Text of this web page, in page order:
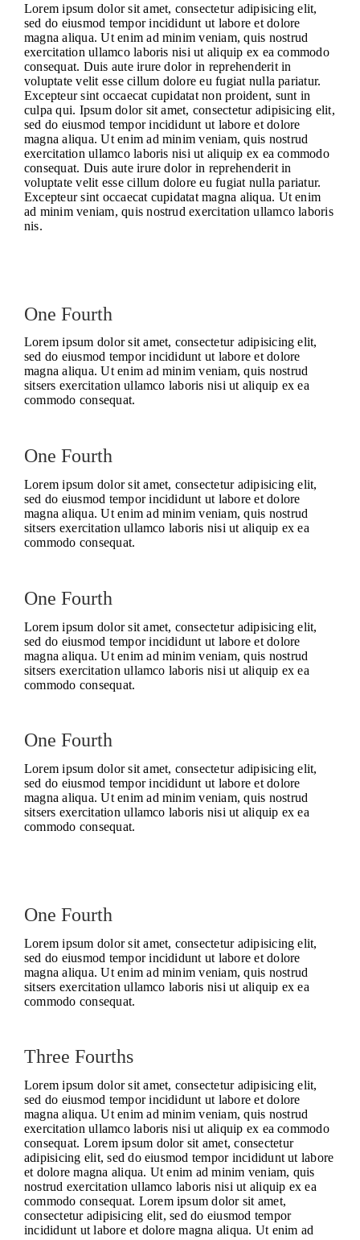
Lorem ipsum dolor sit amet, consectetur adipisicing elit,
sed do eiusmod tempor incididunt ut labore et dolore
magna aliqua. Ut enim ad minim veniam, quis nostrud
exercitation ullamco laboris nisi ut aliquip ex ea commodo
consequat. Duis aute irure dolor in reprehenderit in
voluptate velit esse cillum dolore eu fugiat nulla pariatur.
Excepteur sint occaecat cupidatat non proident, sunt in
culpa qui. Ipsum dolor sit amet, consectetur adipisicing elit,
sed do eiusmod tempor incididunt ut labore et dolore
magna aliqua. Ut enim ad minim veniam, quis nostrud
exercitation ullamco laboris nisi ut aliquip ex ea commodo
consequat. Duis aute irure dolor in reprehenderit in
voluptate velit esse cillum dolore eu fugiat nulla pariatur.
Excepteur sint occaecat cupidatat magna aliqua. Ut enim
ad minim veniam, quis nostrud exercitation ullamco laboris
nis.
One Fourth
Lorem ipsum dolor sit amet, consectetur adipisicing elit,
sed do eiusmod tempor incididunt ut labore et dolore
magna aliqua. Ut enim ad minim veniam, quis nostrud
sitsers exercitation ullamco laboris nisi ut aliquip ex ea
commodo consequat.
One Fourth
Lorem ipsum dolor sit amet, consectetur adipisicing elit,
sed do eiusmod tempor incididunt ut labore et dolore
magna aliqua. Ut enim ad minim veniam, quis nostrud
sitsers exercitation ullamco laboris nisi ut aliquip ex ea
commodo consequat.
One Fourth
Lorem ipsum dolor sit amet, consectetur adipisicing elit,
sed do eiusmod tempor incididunt ut labore et dolore
magna aliqua. Ut enim ad minim veniam, quis nostrud
sitsers exercitation ullamco laboris nisi ut aliquip ex ea
commodo consequat.
One Fourth
Lorem ipsum dolor sit amet, consectetur adipisicing elit,
sed do eiusmod tempor incididunt ut labore et dolore
magna aliqua. Ut enim ad minim veniam, quis nostrud
sitsers exercitation ullamco laboris nisi ut aliquip ex ea
commodo consequat.
One Fourth
Lorem ipsum dolor sit amet, consectetur adipisicing elit,
sed do eiusmod tempor incididunt ut labore et dolore
magna aliqua. Ut enim ad minim veniam, quis nostrud
sitsers exercitation ullamco laboris nisi ut aliquip ex ea
commodo consequat.
Three Fourths
Lorem ipsum dolor sit amet, consectetur adipisicing elit,
sed do eiusmod tempor incididunt ut labore et dolore
magna aliqua. Ut enim ad minim veniam, quis nostrud
exercitation ullamco laboris nisi ut aliquip ex ea commodo
consequat. Lorem ipsum dolor sit amet, consectetur
adipisicing elit, sed do eiusmod tempor incididunt ut labore
et dolore magna aliqua. Ut enim ad minim veniam, quis
nostrud exercitation ullamco laboris nisi ut aliquip ex ea
commodo consequat. Lorem ipsum dolor sit amet,
consectetur adipisicing elit, sed do eiusmod tempor
incididunt ut labore et dolore magna aliqua. Ut enim ad